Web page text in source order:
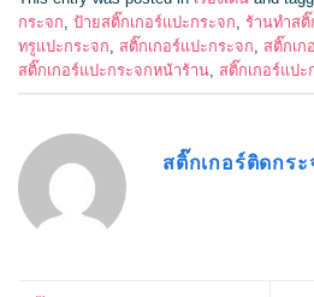
กระจก, ป้ายสติ๊กเกอร์แปะกระจก, ร้านทำสติ๊
ทรูแปะกระจก, สติ๊กเกอร์แปะกระจก, สติ๊กเก
สติ๊กเกอร์แปะกระจกหน้าร้าน, สติ๊กเกอร์แป
สติ๊กเกอร์ติดกระ